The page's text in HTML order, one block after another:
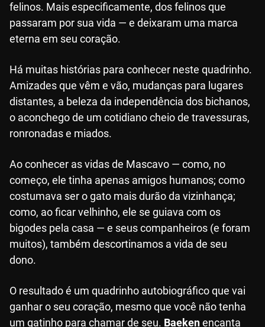
felinos. Mais especificamente, dos felinos que
passaram por sua vida — e deixaram uma marca
eterna em seu coração.
Há muitas histórias para conhecer neste quadrinho.
Amizades que vêm e vão, mudanças para lugares
distantes, a beleza da independência dos bichanos,
o aconchego de um cotidiano cheio de travessuras,
ronronadas e miados.
Ao conhecer as vidas de Mascavo — como, no
começo, ele tinha apenas amigos humanos; como
costumava ser o gato mais durão da vizinhança;
como, ao ficar velhinho, ele se guiava com os
bigodes pela casa — e seus companheiros (e foram
muitos), também descortinamos a vida de seu
dono.
O resultado é um quadrinho autobiográfico que vai
ganhar o seu coração, mesmo que você não tenha
um gatinho para chamar de seu. Baekenencanta